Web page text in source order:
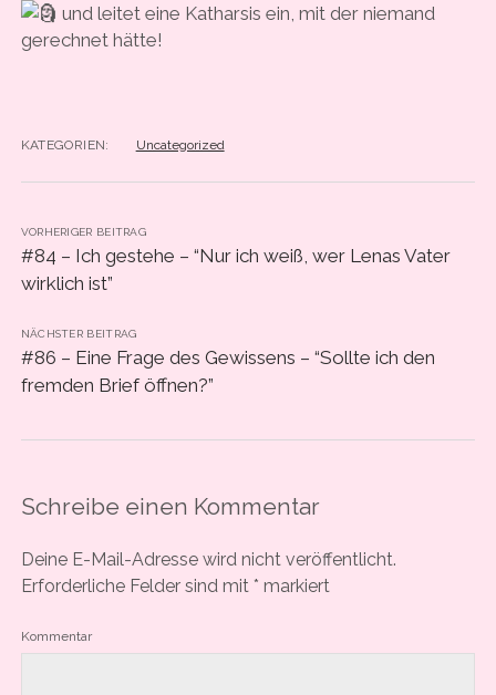
und leitet eine Katharsis ein, mit der niemand
gerechnet hätte!
KATEGORIEN: Uncategorized
VORHERIGER BEITRAG
#84 – Ich gestehe – “Nur ich weiß, wer Lenas Vater
wirklich ist”
NÄCHSTER BEITRAG
#86 – Eine Frage des Gewissens – “Sollte ich den
fremden Brief öffnen?”
Schreibe einen Kommentar
Deine E-Mail-Adresse wird nicht veröffentlicht.
Erforderliche Felder sind mit * markiert
Kommentar